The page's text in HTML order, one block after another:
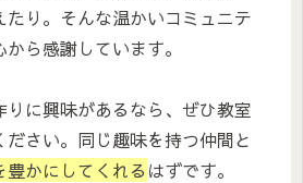
たり。そんな温かいコミュニテ
ら感謝しています。
りに興味があるなら、ぜひ教室
ださい。同じ趣味を持つ仲間と
豊かにしてくれる はずです。